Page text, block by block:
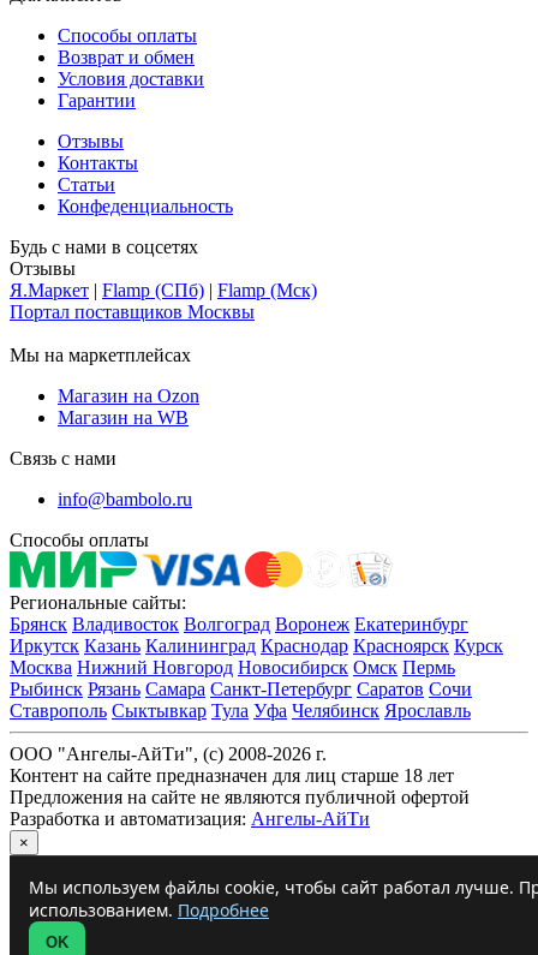
Способы оплаты
Возврат и обмен
Условия доставки
Гарантии
Отзывы
Контакты
Статьи
Конфеденциальность
Будь с нами в соцсетях
Отзывы
Я.Маркет | Flamp (СПб) | Flamp (Мск)
Портал поставщиков Москвы
Мы на маркетплейсах
Магазин на Ozon
Магазин на WB
Связь с нами
info@bambolo.ru
Способы оплаты
Региональные сайты:
Брянск Владивосток Волгоград Воронеж Екатеринбург
Иркутск Казань Калининград Краснодар Красноярск Курск
Москва Нижний Новгород Новосибирск Омск Пермь
Рыбинск Рязань Самара Санкт-Петербург Саратов Сочи
Ставрополь Сыктывкар Тула Уфа Челябинск Ярославль
ООО "Ангелы-АйТи", (c) 2008-2026 г.
Контент на сайте предназначен для лиц старше 18 лет
Предложения на сайте не являются публичной офертой
Разработка и автоматизация: Ангелы-АйТи
×
Мы используем файлы cookie, чтобы сайт работал лучше.
использованием. Подробнее
OK